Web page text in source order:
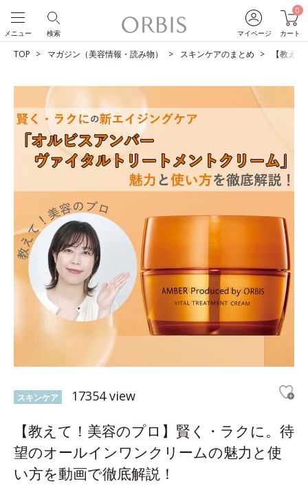
マイページ
0
カート
検索
メニュー
TOP マガジン（美容情報・読み物） スキンケアのまとめ 【教え
スキンケア 17354 view
【教えて！美容のプロ】賢く・ラクに。待
望のオールインワンクリームの魅力と使
い方を動画で徹底解説！